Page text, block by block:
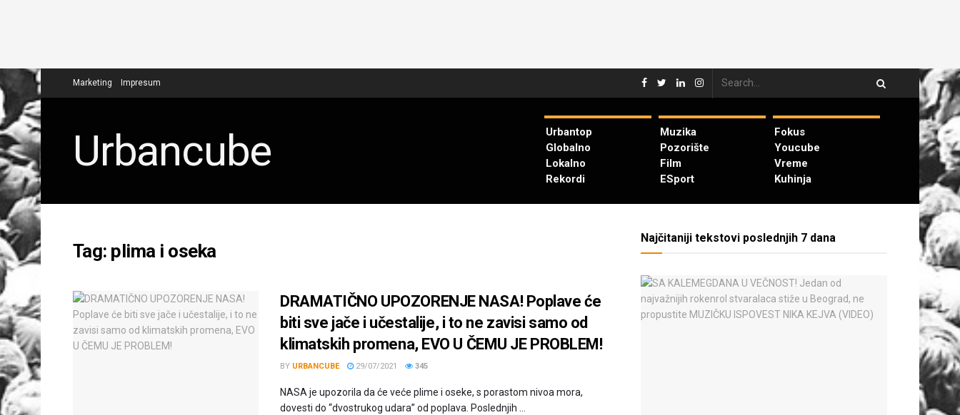
Marketing Impresum
Urbancube
Urbantop
Globalno
Lokalno
Rekordi
Muzika
Pozorište
Film
ESport
Fokus
Youcube
Vreme
Kuhinja
Tag: plima i oseka
DRAMATIČNO UPOZORENJE NASA! Poplave će
biti sve jače i učestalije, i to ne zavisi samo od
klimatskih promena, EVO U ČEMU JE PROBLEM!
BY URBANCUBE 29/07/2021 345
NASA je upozorila da će veće plime i oseke, s porastom nivoa mora,
dovesti do “dvostrukog udara” od poplava. Poslednjih ...
Najčitaniji tekstovi poslednjih 7 dana